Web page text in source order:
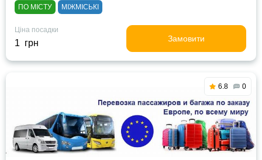
ПО МІСТУ МІЖМІСЬКІ
Ціна посадки
1 грн Замовити
6.8 0